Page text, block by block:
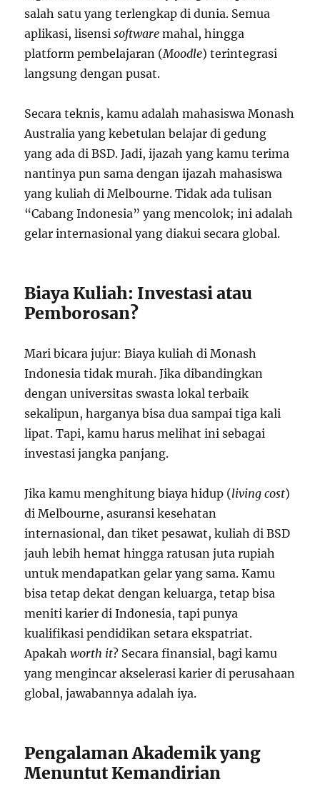
salah satu yang terlengkap di dunia. Semua
aplikasi, lisensisoftware mahal, hingga
platform pembelajaran (Moodle) terintegrasi
langsung dengan pusat.
Secara teknis, kamu adalah mahasiswa Monash
Australia yang kebetulan belajar di gedung
yang ada di BSD. Jadi, ijazah yang kamu terima
nantinya pun sama dengan ijazah mahasiswa
yang kuliah di Melbourne. Tidak ada tulisan
“Cabang Indonesia” yang mencolok; ini adalah
gelar internasional yang diakui secara global.
Biaya Kuliah: Investasi atau
Pemborosan?
Mari bicara jujur: Biaya kuliah di Monash
Indonesia tidak murah. Jika dibandingkan
dengan universitas swasta lokal terbaik
sekalipun, harganya bisa dua sampai tiga kali
lipat. Tapi, kamu harus melihat ini sebagai
investasi jangka panjang.
Jika kamu menghitung biaya hidup (living cost)
di Melbourne, asuransi kesehatan
internasional, dan tiket pesawat, kuliah di BSD
jauh lebih hemat hingga ratusan juta rupiah
untuk mendapatkan gelar yang sama. Kamu
bisa tetap dekat dengan keluarga, tetap bisa
meniti karier di Indonesia, tapi punya
kualifikasi pendidikan setara ekspatriat.
Apakahworth it? Secara finansial, bagi kamu
yang mengincar akselerasi karier di perusahaan
global, jawabannya adalah iya.
Pengalaman Akademik yang
Menuntut Kemandirian